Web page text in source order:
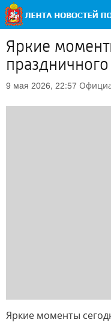
Яркие
9 мая 2026, 22:57
Яркие моменты